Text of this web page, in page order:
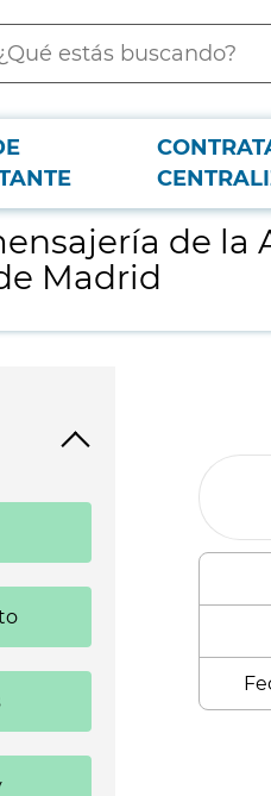
Agencia para la Administración
de
Madrid